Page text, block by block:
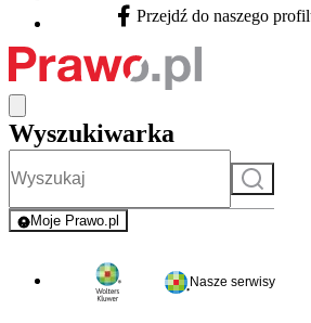
Facebook - otwiera się w nowej karcie
Przejdź do naszego
Wyszukiwarka
Szukaj
Moje Prawo.pl
- rejestracja i logowanie do serwisu
Nasze serwisy